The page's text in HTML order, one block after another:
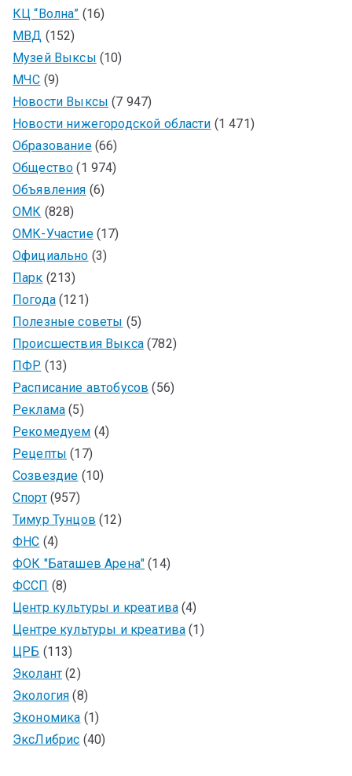
КЦ “Волна” (16)
МВД (152)
Музей Выксы (10)
МЧС (9)
Новости Выксы (7 947)
Новости нижегородской области (1 471)
Образование(66)
Общество (1 974)
Объявления (6)
ОМК (828)
ОМК-Участие(17)
Официально (3)
Парк (213)
Погода(121)
Полезные советы (5)
Происшествия Выкса(782)
ПФР (13)
Расписание автобусов (56)
Реклама (5)
Рекомедуем (4)
Рецепты (17)
Созвездие (10)
Спорт(957)
Тимур Тунцов (12)
ФНС (4)
ФОК "Баташев Арена" (14)
ФССП (8)
Центр культуры и креатива (4)
Центре культуры и креатива (1)
ЦРБ (113)
Эколант (2)
Экология (8)
Экономика (1)
ЭксЛибрис (40)